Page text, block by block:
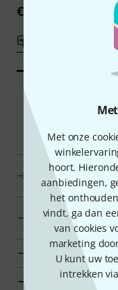
Met onze
hoort.
aanbiedingen,
het
vindt, ga dan
van cookies
marketing
U kunt uw
intrekken
€ 40
Äolis
instrumenten in
naar
meditatieve
naar
naar